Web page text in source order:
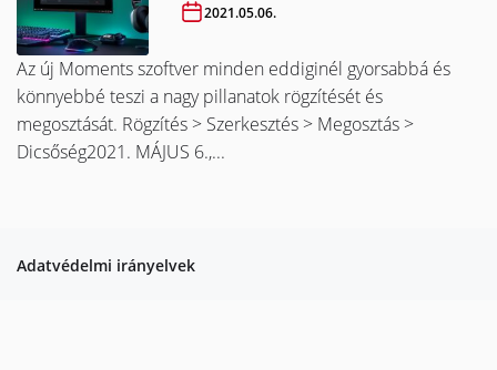
2021.05.06.
Az új Moments szoftver minden eddiginél gyorsabbá és
könnyebbé teszi a nagy pillanatok rögzítését és
megosztását. Rögzítés > Szerkesztés > Megosztás >
Dicsőség2021. MÁJUS 6.,...
Adatvédelmi irányelvek